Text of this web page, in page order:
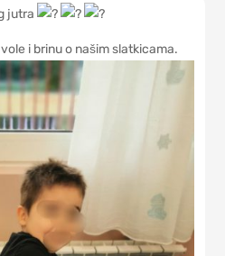
jutra
i brinu o našim slatkicama.